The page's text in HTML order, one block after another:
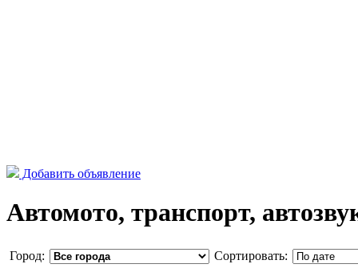
Добавить объявление
Автомото, транспорт,
Город:
Сортировать: